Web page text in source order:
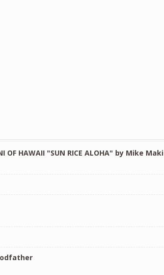
OF HAWAII "SUN RICE ALOHA" by Mike Maki